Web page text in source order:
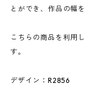
とができ、作品の幅
こちらの商品を利用
す。
デザイン：R2856